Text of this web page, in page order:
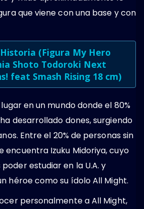
que viene con una base y con
(Figura My Hero
Shoto Todoroki Next
feat Smash Rising 18 cm)
en un mundo donde el 80%
desarrollado dones, surgiendo
Entre el 20% de personas sin
encuentra Izuku Midoriya, cuyo
estudiar en la U.A. y
héroe como su ídolo All Might.​
personalmente a All Might,